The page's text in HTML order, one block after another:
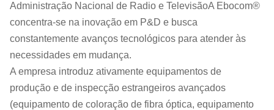
Administração Nacional de Radio e TelevisãoA Ebocom®
concentra-se na inovação em P&D e busca
constantemente avanços tecnológicos para atender às
necessidades em mudança.
A empresa introduz ativamente equipamentos de
produção e de inspecção estrangeiros avançados
(equipamento de coloração de fibra óptica, equipamento